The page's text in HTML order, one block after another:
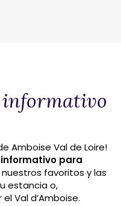
Amboise Val de Loire!
para
nuestros favoritos y las
estancia o,
Val d’Amboise.